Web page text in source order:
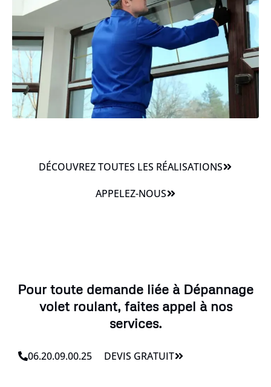
DÉCOUVREZ TOUTES LES RÉALISATIONS
APPELEZ-NOUS
Pour toute demande liée à Dépannage
volet roulant, faites appel à nos
services.
06.20.09.00.25 DEVIS GRATUIT